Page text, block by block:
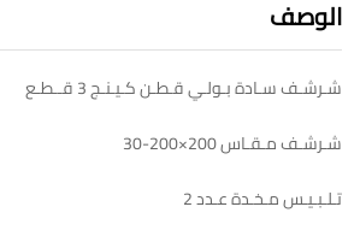
الوصف
شـرشـف سـادة بـولـي قـطـن كـيـنـج 3 قــطـع
شـرشـف مـقـاس 200×200-30
تـلـبـيـس مـخـدة عـدد 2